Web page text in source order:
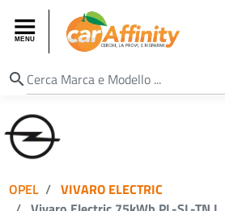
search
OPEL
VIVARO ELECTRIC